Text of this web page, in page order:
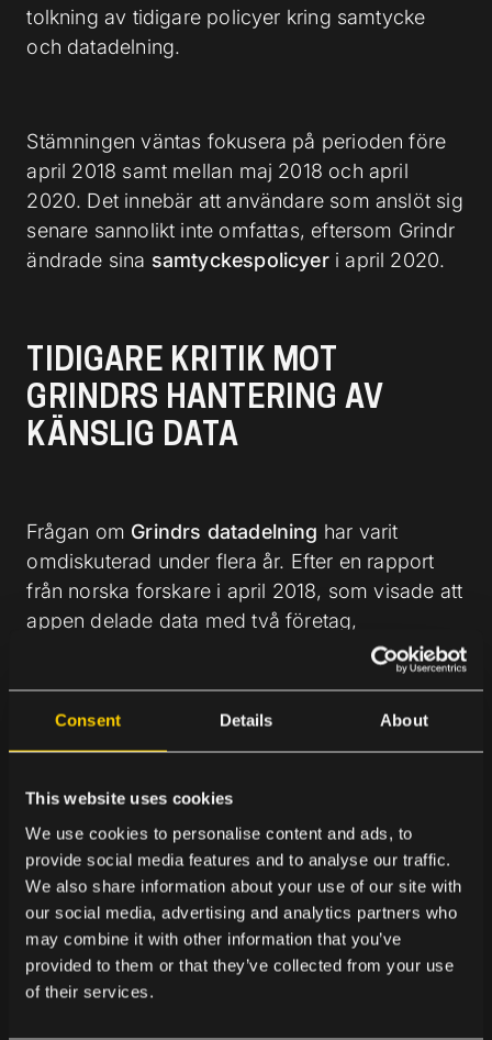
Consent Details About
This website uses cookies
We use cookies to personalise content and ads, to
provide social media features and to analyse our traffic.
We also share information about your use of our site with
our social media, advertising and analytics partners who
may combine it with other information that you’ve
provided to them or that they’ve collected from your use
of their services.
tolkning av tidigare policyer kring samtycke
och datadelning.
Stämningen väntas fokusera på perioden före
april 2018 samt mellan maj 2018 och april
2020. Det innebär att användare som anslöt sig
senare sannolikt inte omfattas, eftersom Grindr
ändrade sina samtyckespolicyeri april 2020.
TIDIGARE KRITIK MOT
GRINDRS HANTERING AV
KÄNSLIG DATA
Frågan om Grindrs datadelning har varit
omdiskuterad under flera år. Efter en rapport
från norska forskare i april 2018, som visade att
appen delade data med två företag,
meddelade Grindr att de skulle sluta dela
användares HIV-status med tredjepartsföretag.
dataskyddsmyndighet med
kronorför brott mot den allmänna
dataskyddsförordningen,GDPR. Beslutet
bekräftades senare av landets
integritetsöverklaganden.